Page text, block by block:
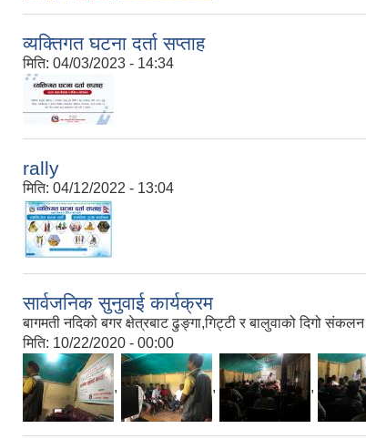
व्यक्तिगत घटना दर्ता सप्ताह
मिति: 04/03/2023 - 14:34
rally
मिति: 04/12/2022 - 13:04
सार्वजनिक सुनुवाई कार्यक्रम
बागमती नदिको बगर क्षेत्रबाट ढुङ्गा,गिट्टी र बालुवाको दिगो
मिति: 10/22/2020 - 00:00
, , ,